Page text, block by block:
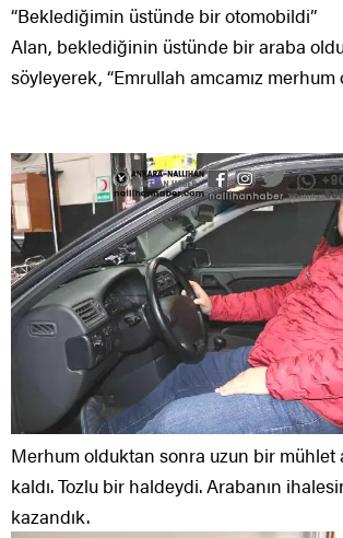
“Beklediğimin üstünde bir otomobildi”
Alan, beklediğinin üstünde bir araba
söyleyerek, “Emrullah amcamız merhum
Merhum olduktan sonra uzun bir mühlet
kaldı. Tozlu bir haldeydi. Arabanın
kazandık.